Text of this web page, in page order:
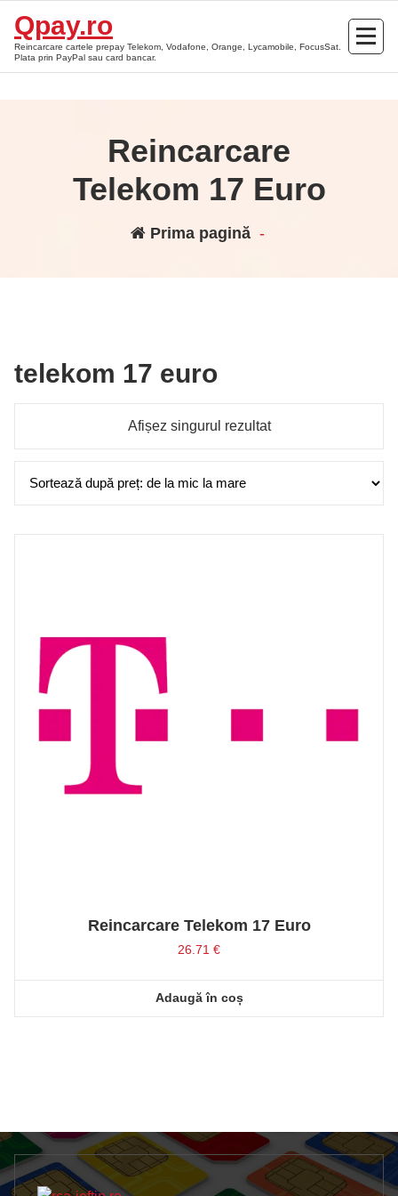
conținut
Qpay.ro
Reincarcare cartele prepay Telekom, Vodafone, Orange, Lycamobile, FocusSat.
Plata prin PayPal sau card bancar.
Reincarcare
Telekom 17 Euro
Prima pagină -
telekom 17 euro
Afișez singurul rezultat
Reincarcare Telekom 17 Euro
26.71 €
Adaugă în coș